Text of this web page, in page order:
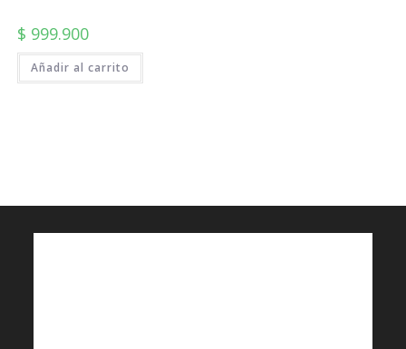
$ 999.900
Añadir al carrito